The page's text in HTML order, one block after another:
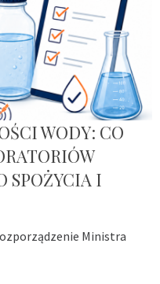
WODY: CO
SPOŻYCIA I
Ministra